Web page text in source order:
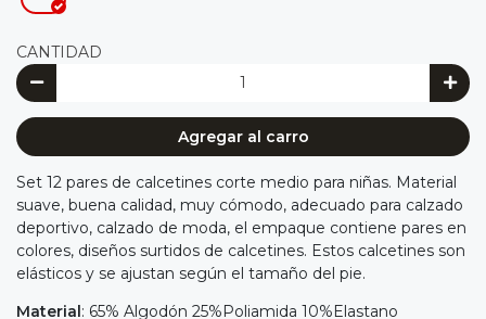
CANTIDAD
Agregar al carro
Set 12 pares de calcetines corte medio para niñas. Material
suave, buena calidad, muy cómodo, adecuado para calzado
deportivo, calzado de moda, el empaque contiene pares en
colores, diseños surtidos de calcetines. Estos calcetines son
elásticos y se ajustan según el tamaño del pie.
Material: 65% Algodón 25%Poliamida 10%Elastano